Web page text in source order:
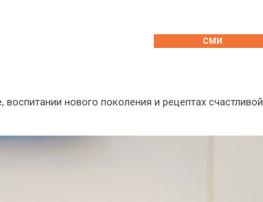
СМИ
нового поколения и рецептах счастливой